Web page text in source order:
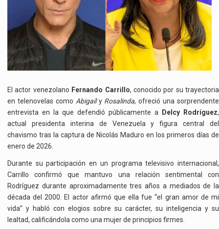
EX
Y
LA
DEFINE
COMO
EL
GRAN
DE
SU
El actor venezolano Fernando Carrillo, conocido por su trayectoria
en telenovelas como Abigaíly Rosalinda, ofreció una sorprendente
entrevista en la que defendió públicamente a
Delcy Rodríguez,
actual presidenta interina de Venezuela y figura central del
chavismo tras la captura de Nicolás Maduro en los primeros días de
enero de 2026.
Durante su participación en un programa televisivo internacional,
Carrillo confirmó que mantuvo una relación sentimental con
Rodríguez durante aproximadamente tres años a mediados de la
década del 2000. El actor afirmó que ella fue “el gran amor de mi
vida” y habló con elogios sobre su carácter, su inteligencia y su
lealtad, calificándola como una mujer de principios firmes.